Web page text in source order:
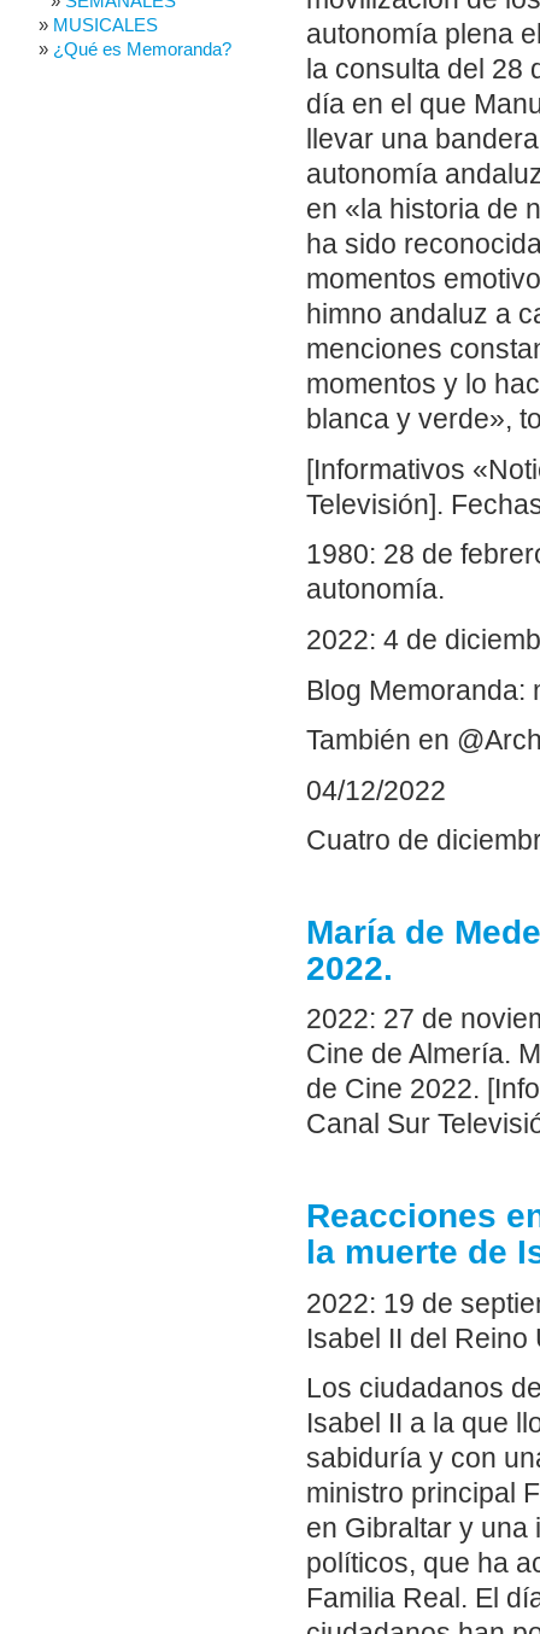
autonomía plena
la consulta del 28
día en el que
llevar una
autonomía
en «la historia de
ha sido
momentos
himno andaluz a
menciones
momentos y lo
blanca y verde»,
[Informativos
Televisión].
1980: 28 de
autonomía.
2022: 4 de
Blog Memoranda:
También en
04/12/2022
Cuatro de
María de
2022.
2022: 27 de
Cine de Almería.
de Cine 2022.
Canal Sur
Reacciones
la muerte de
2022: 19 de
Isabel II del Reino
Los ciudadanos
Isabel II a la que
sabiduría y con
ministro principal
en Gibraltar y una
políticos, que ha
Familia Real. El
MUSICALES
¿Qué es Memoranda?